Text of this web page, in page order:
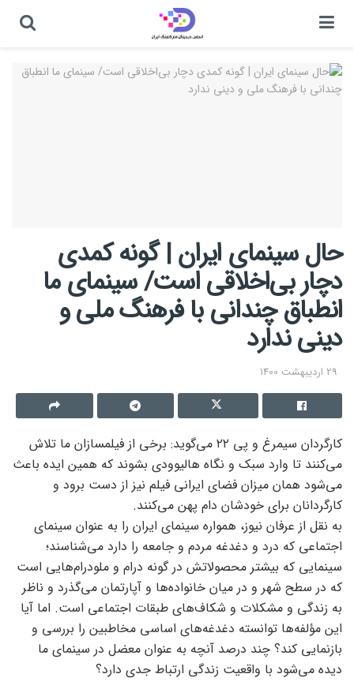
حال سینمای ایران | گونه کمدی
دچار بی‌اخلاقی است/ سینمای ما
انطباق چندانی با فرهنگ ملی و
دینی ندارد
29 اردیبهشت 1400
کارگردان سیمرغ و پی ۲۲ می‌گوید: برخی از فیلمسازان ما تلاش
می‌کنند تا وارد سبک و نگاه هالیوودی بشوند که همین ایده باعث
می‌شود همان میزان فضای ایرانی فیلم نیز از دست برود و
کارگردانان برای خودشان دام پهن می‌کنند.
به نقل از عرفان نیوز، همواره سینمای ایران را به عنوان سینمای
اجتماعی که درد و دغدغه مردم و جامعه را دارد می‌شناسند؛
سینمایی که بیشتر محصولاتش در گونه درام و ملودرام‌هایی است
که در سطح شهر و در میان خانواده‌ها و آپارتمان می‌گذرد و ناظر
به زندگی و مشکلات و شکاف‌های طبقات اجتماعی است. اما آیا
این مؤلفه‌ها توانسته دغدغه‌های اساسی مخاطبین را بررسی و
بازنمایی کند؟ چند درصد آنچه به عنوان معضل در سینمای ما
دیده می‌شود با واقعیت زندگی ارتباط جدی دارد؟